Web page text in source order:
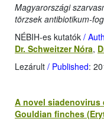
Magyarországi
törzsek antibiotikum-
NÉBIH-es kutatók /
Dr. Schweitzer Nóra,
Lezárult / Published:
A novel
Gouldian finches